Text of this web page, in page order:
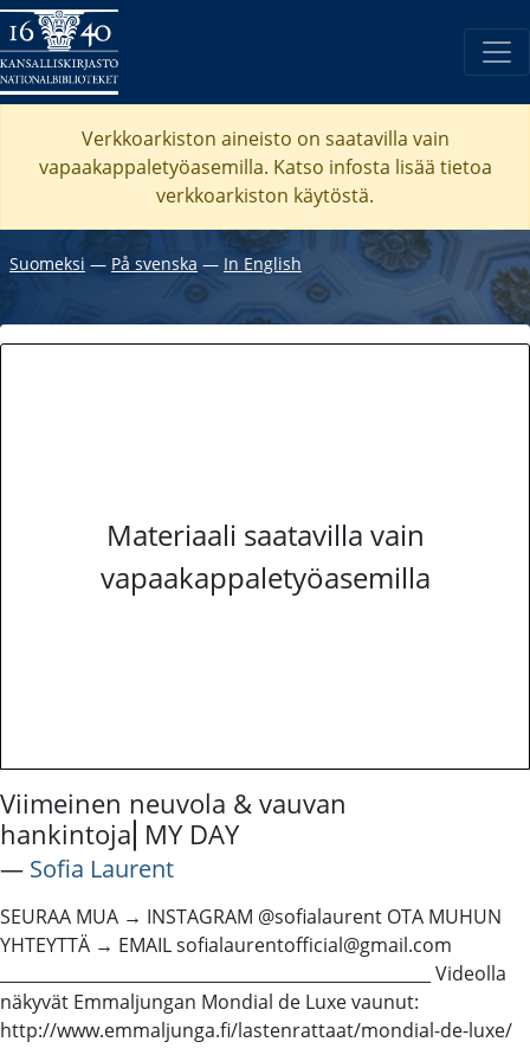
Verkkoarkiston aineisto on saatavilla vain
vapaakappaletyöasemilla. Katso infosta lisää tietoa
verkkoarkiston käytöstä.
Suomeksi ― På svenska ― In English
Materiaali saatavilla vain
vapaakappaletyöasemilla
Viimeinen neuvola & vauvan
hankintoja⎜MY DAY
― Sofia Laurent
SEURAA MUA → INSTAGRAM @sofialaurent OTA MUHUN
YHTEYTTÄ → EMAIL sofialaurentofficial@gmail.com
____________________________________________________ Videolla
näkyvät Emmaljungan Mondial de Luxe vaunut:
http://www.emmaljunga.fi/lastenrattaat/mondial-de-luxe/